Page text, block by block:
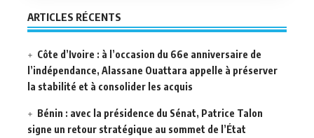
ARTICLES RÉCENTS
Côte d’Ivoire : à l’occasion du 66e anniversaire de
l’indépendance, Alassane Ouattara appelle à préserver
la stabilité et à consolider les acquis
Bénin : avec la présidence du Sénat, Patrice Talon
signe un retour stratégique au sommet de l’État